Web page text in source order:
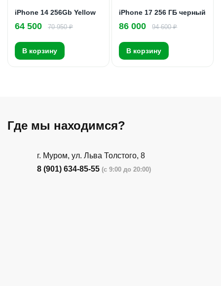
iPhone 14 256Gb Yellow
64 500 70 950 ₽
В корзину
iPhone 17 256 ГБ черный
86 000 94 600 ₽
В корзину
Где мы находимся?
г. Муром, ул. Льва Толстого, 8
8 (901) 634-85-55 (с 9:00 до 20:00)